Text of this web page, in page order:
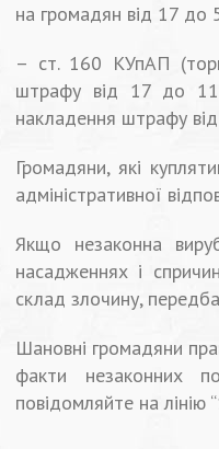
на громадян від 17 до
– ст. 160 КУпАП
штрафу від 17 до
накладення штрафу
Громадяни, які
адміністративної
Якщо незаконна
насадженнях і
склад злочину,
Шановні громадяни
факти незаконних
повідомляйте на лінію